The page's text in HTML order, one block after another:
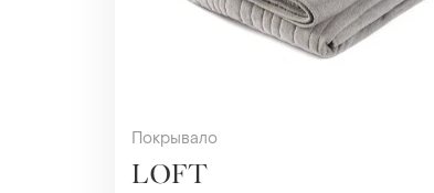
Покрывало
LOFT